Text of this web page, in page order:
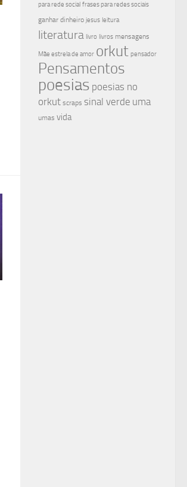
para rede social frases para redes sociais
ganhar dinheiro jesus leitura
literatura livro livros mensagens
Mãe estrela de amor orkut pensador
Pensamentos
poesias poesias no
orkut scraps sinal verde uma
umas vida